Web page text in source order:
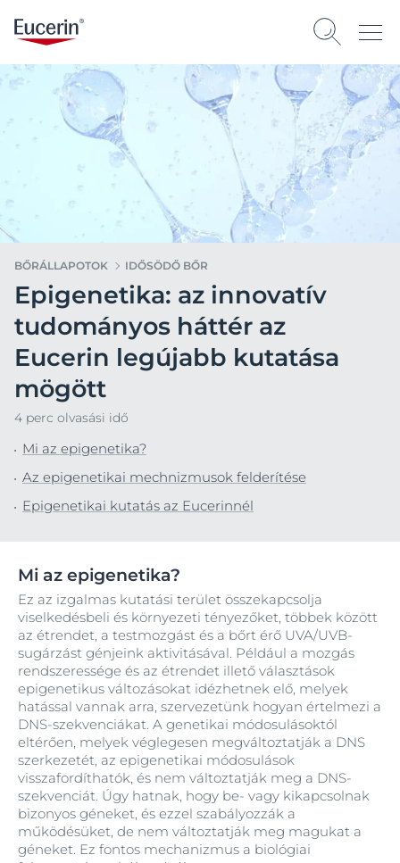
BŐRÁLLAPOTOK IDŐSÖDŐ BŐR
Epigenetika: az innovatív
tudományos háttér az
Eucerin legújabb kutatása
mögött
4 perc olvasási idő
Mi az epigenetika?
Az epigenetikai mechnizmusok felderítése
Epigenetikai kutatás az Eucerinnél
Mi az epigenetika?
Ez az izgalmas kutatási terület összekapcsolja
viselkedésbeli és környezeti tényezőket, többek között
az étrendet, a testmozgást és a bőrt érő UVA/UVB-
sugárzást génjeink aktivitásával. Például a mozgás
rendszeressége és az étrendet illető választások
epigenetikus változásokat idézhetnek elő, melyek
hatással vannak arra, szervezetünk hogyan értelmezi a
DNS-szekvenciákat. A genetikai módosulásoktól
eltérően, melyek véglegesen megváltoztatják a DNS
szerkezetét, az epigenetikai módosulások
visszafordíthatók, és nem változtatják meg a DNS-
szekvenciát. Úgy hatnak, hogy be- vagy kikapcsolnak
bizonyos géneket, és ezzel szabályozzák a
működésüket, de nem változtatják meg magukat a
géneket. Ez fontos mechanizmus a biológiai